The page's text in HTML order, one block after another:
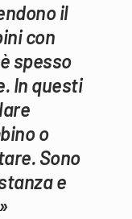
il
con
spesso
In questi
o
Sono
e